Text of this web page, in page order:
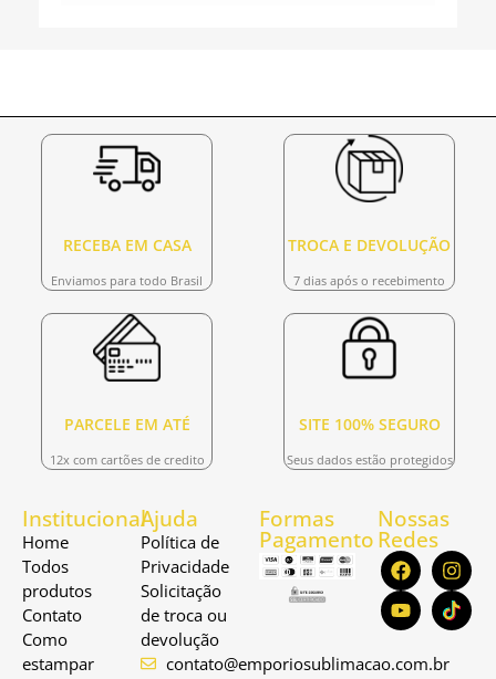
RECEBA EM CASA
Enviamos para todo Brasil
TROCA E DEVOLUÇÃO
7 dias após o recebimento
PARCELE EM ATÉ
12x com cartões de credito
SITE 100% SEGURO
Seus dados estão protegidos
Institucional
Home
Todos
produtos
Contato
Como
estampar
Ajuda
Política de
Privacidade
Solicitação
de troca ou
devolução
contato@emporiosublimacao.com.br
Formas
Pagamento
Nossas
Redes